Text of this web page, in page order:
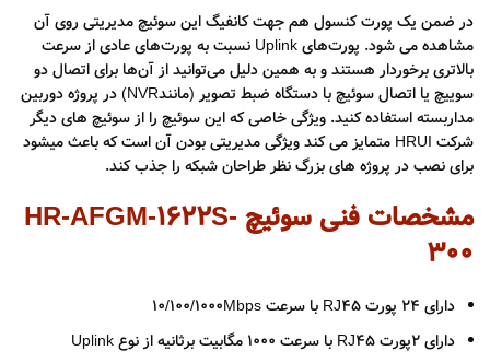
در ضمن یک پورت کنسول هم جهت کانفیگ این سوئیچ مدیریتی روی آن
مشاهده می شود. پورت‌های Uplink نسبت به پورت‌های عادی از سرعت
بالاتری برخوردار هستند و به همین دلیل می‌توانید از آن‌ها برای اتصال دو
سوییچ یا اتصال سوئیچ با دستگاه ضبط تصویر (مانندNVR) در پروژه دوربین
مداربسته استفاده کنید. ویژگی خاصی که این سوئیچ را از سوئیچ ­های دیگر
شرکت HRUI متمایز می­ کند ویژگی مدیریتی بودن آن است که باعث می­شود
برای نصب در پروژه های بزرگ نظر طراحان شبکه را جذب کند.
مشخصات فنی سوئیچ HR-AFGM-1622S-
300
دارای ۲۴ پورت RJ45 با سرعت 10/100/1000Mbps
دارای ۲پورت RJ45 با سرعت ۱۰۰۰ مگابیت برثانیه از نوع Uplink